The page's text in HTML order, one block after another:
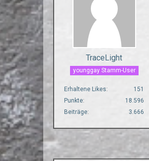
TraceLight
younggay Stamm-User
Erhaltene Likes
151
Punkte
18.596
Beiträge
3.666